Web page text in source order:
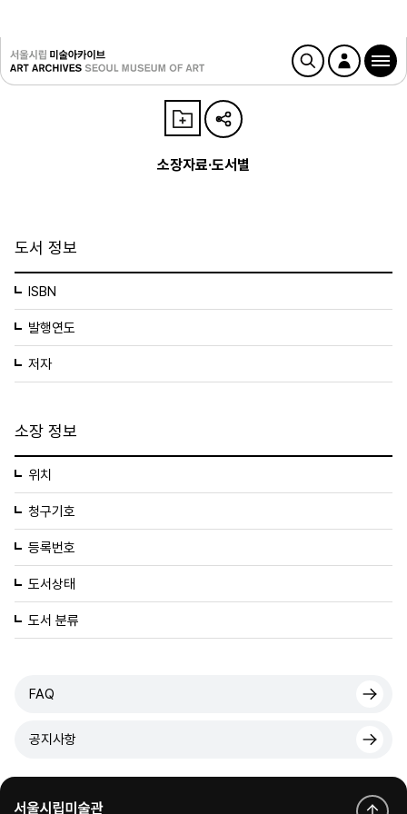
소장자료·도서별
도서 정보
ISBN
발행연도
저자
소장 정보
위치
청구기호
등록번호
도서상태
도서 분류
FAQ
공지사항